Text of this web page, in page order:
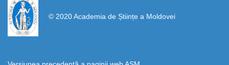
© 2020 Academia de Științe a Moldovei